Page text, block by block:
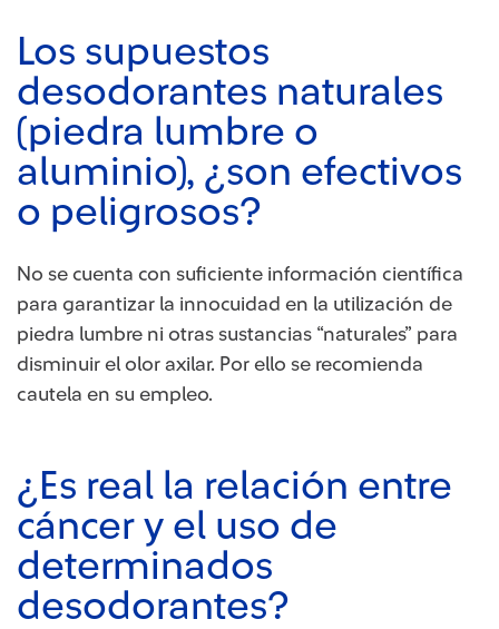
Los supuestos
desodorantes naturales
(piedra lumbre o
aluminio), ¿son efectivos
o peligrosos?
No se cuenta con suficiente información científica
para garantizar la innocuidad en la utilización de
piedra lumbre ni otras sustancias “naturales” para
disminuir el olor axilar. Por ello se recomienda
cautela en su empleo.
¿Es real la relación entre
cáncer y el uso de
determinados
desodorantes?